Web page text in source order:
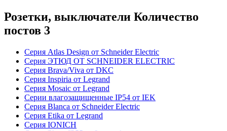
Розетки, выключатели Количество
постов 3
Серия Atlas Design от Schneider Electric
Серия ЭТЮД ОТ SCHNEIDER ELECTRIC
Серия Brava/Viva от DKC
Серия Inspiria от Legrand
Серия Mosaic от Legrand
Серии влагозащищенные IP54 от IEK
Серия Blanca от Schneider Electric
Серия Etika от Legrand
Серия IONICH